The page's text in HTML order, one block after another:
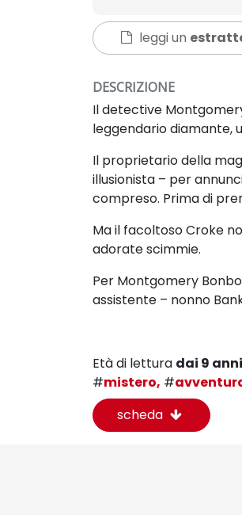
leggi un
DESCRIZIONE
Il detective
leggendario diamante,
Il proprietario della
illusionista – per
compreso. Prima di
Ma il facoltoso Croke
adorate scimmie.
Per Montgomery
assistente – nonno
Età di lettura dai 9 anni
#mistero, #
scheda